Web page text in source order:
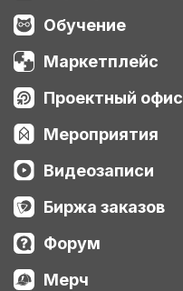
Обучение
Маркетплейс
Проектный офис
Мероприятия
Видеозаписи
Биржа заказов
Форум
Мерч